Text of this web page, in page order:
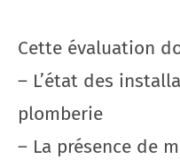
Cette évaluation
– L’état des
plomberie
– La présence de